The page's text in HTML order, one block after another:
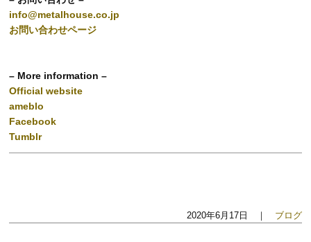
info@metalhouse.co.jp
お問い合わせページ
– More information –
Official website
ameblo
Facebook
Tumblr
2020年6月17日 ｜ ブログ